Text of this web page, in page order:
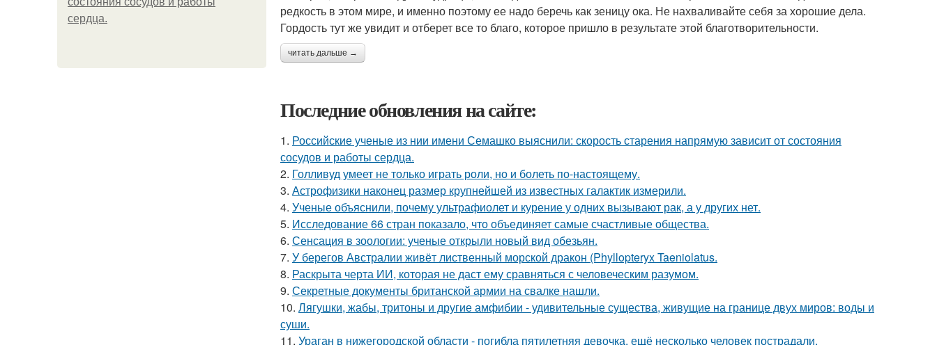
сердца.
редкость в этом мире, и именно поэтому ее надо беречь как зеницу ока. Не нахваливайте себя за хорошие дела.
Гордость тут же увидит и отберет все то благо, которое пришло в результате этой благотворительности.
читать дальше →
Последние обновления на сайте:
1. Российские ученые из нии имени Семашко выяснили: скорость старения напрямую зависит от состояния
сосудов и работы сердца.
2. Голливуд умеет не только играть роли, но и болеть по-настоящему.
3. Астрофизики наконец размер крупнейшей из известных галактик измерили.
4. Ученые объяснили, почему ультрафиолет и курение у одних вызывают рак, а у других нет.
5. Исследование 66 стран показало, что объединяет самые счастливые общества.
6. Сенсация в зоологии: ученые открыли новый вид обезьян.
7. У берегов Австралии живёт лиственный морской дракон (Phyllopteryx Taeniolatus.
8. Раскрыта черта ИИ, которая не даст ему сравняться с человеческим разумом.
9. Секретные документы британской армии на свалке нашли.
10. Лягушки, жабы, тритоны и другие амфибии - удивительные существа, живущие на границе двух миров: воды и
суши.
11. Ураган в нижегородской области - погибла пятилетняя девочка, ещё несколько человек пострадали.